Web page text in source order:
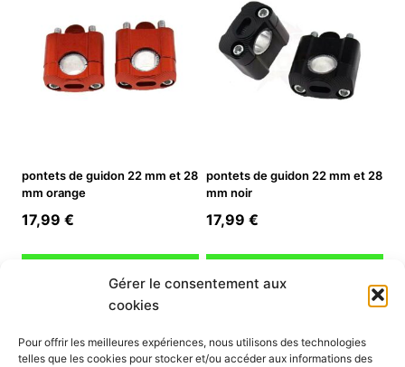
Gérer le consentement aux
cookies
Pour offrir les meilleures expériences, nous utilisons des technologies
telles que les cookies pour stocker et/ou accéder aux informations des
pontets de guidon 22 mm et 28
mm orange
17,99 €
pontets de guidon 22 mm et 28
mm noir
17,99 €
INFORMATION